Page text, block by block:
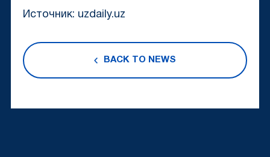
Источник: uzdaily.uz
BACK TO NEWS